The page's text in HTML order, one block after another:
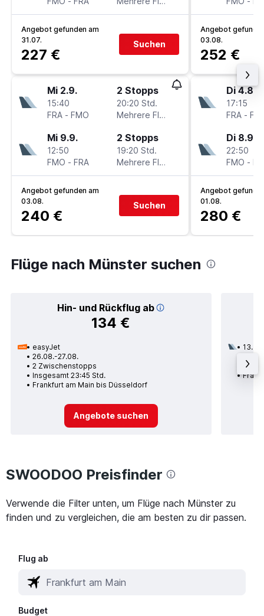
Angebot gefunden am
31.07.
227 €
Suchen
Mi 2.9.
15:40
FRA - FMO
2 Stopps
20:20 Std.
Mehrere Fluglinien
Mi 9.9.
12:50
FMO - FRA
2 Stopps
19:20 Std.
Mehrere Fluglinien
Angebot gefunden am
03.08.
240 €
Suchen
Angebot
03.08.
252 €
Di 4.8.
17:15
FRA -
Di 8.9.
22:50
FMO -
Angebot
01.08.
280 €
Flüge nach Münster suchen
Hin- und Rückflug ab
134 €
easyJet
26.08.-27.08.
2 Zwischenstopps
Insgesamt 23:45 Std.
Frankfurt am Main bis Düsseldorf
Angebote suchen
13.08.
SWOODOO Preisfinder
Verwende die Filter unten, um Flüge nach Münster zu
finden und zu vergleichen, die am besten zu dir passen.
Flug ab
Budget